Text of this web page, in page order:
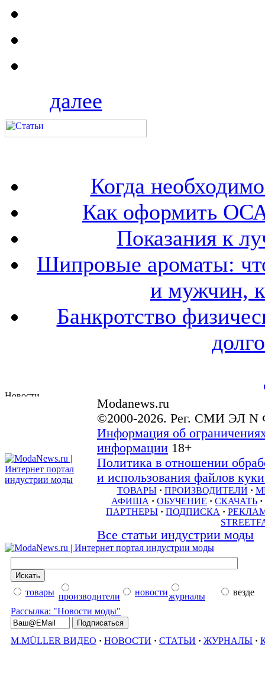
далее
Когда
Как оформить
Показания к
Шипровые ароматы:
и мужчин,
Банкротство
Modanews.ru
©2000-2026. Рег. СМИ ЭЛ N
Информация об
информации 18+
Политика в отношении
и использования файлов
ТОВАРЫ · ПРОИЗВОДИТЕЛИ ·
АФИША · ОБУЧЕНИЕ · СКАЧАТЬ ·
ПАРТНЕРЫ · ПОДПИСКА ·
Все статьи индустрии моды
товары производители новостижурналы
везде
Рассылка: "Новости моды"
M.MÜLLER ВИДЕО · НОВОСТИ · СТАТЬИ · ЖУРНАЛЫ ·